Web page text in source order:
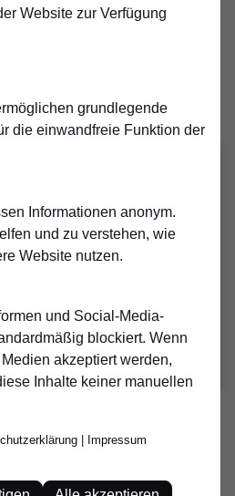
Website zur Verfügung
grundlegende
die einwandfreie Funktion der
Informationen anonym.
und zu verstehen, wie
Website nutzen.
und Social-Media-
blockiert. Wenn
akzeptiert werden,
Inhalte keiner manuellen
Impressum
Genç
die Mannschaft auf den